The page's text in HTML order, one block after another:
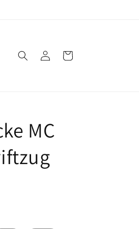
EinloggenWarenkorb
MC